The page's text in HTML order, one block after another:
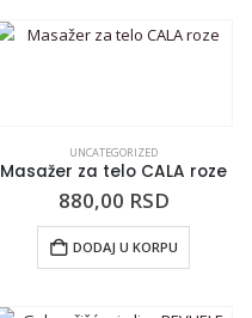
UNCATEGORIZED
Masažer za telo CALA roze
880,00 RSD
DODAJ U KORPU